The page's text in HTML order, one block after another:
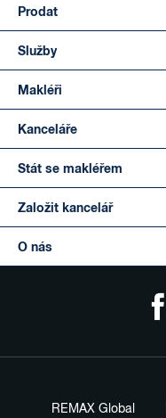
Prodat
Služby
Makléři
Kanceláře
Stát se makléřem
Založit kancelář
O nás
REMAX Global